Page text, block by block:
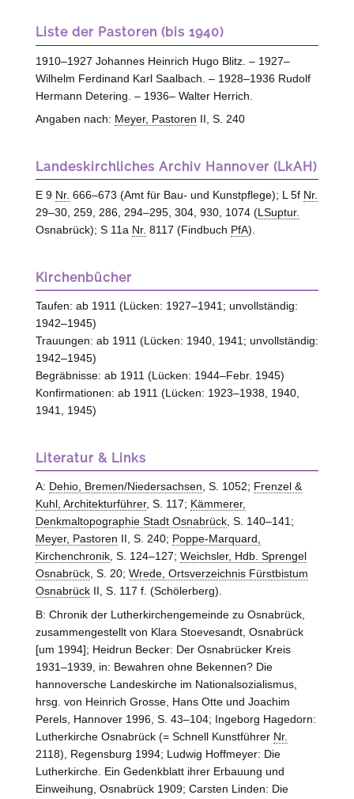
Liste der Pastoren (bis 1940)
1910–1927 Johannes Heinrich Hugo Blitz. – 1927–
Wilhelm Ferdinand Karl Saalbach. – 1928–1936 Rudolf
Hermann Detering. – 1936– Walter Herrich.
Angaben nach: Meyer, Pastoren II, S. 240
Landeskirchliches Archiv Hannover (LkAH)
E 9 Nr. 666–673 (Amt für Bau- und Kunstpflege); L 5f Nr.
29–30, 259, 286, 294–295, 304, 930, 1074 (LSuptur.
Osnabrück); S 11a Nr. 8117 (Findbuch PfA).
Kirchenbücher
Taufen: ab 1911 (Lücken: 1927–1941; unvollständig:
1942–1945)
Trauungen: ab 1911 (Lücken: 1940, 1941; unvollständig:
1942–1945)
Begräbnisse: ab 1911 (Lücken: 1944–Febr. 1945)
Konfirmationen: ab 1911 (Lücken: 1923–1938, 1940,
1941, 1945)
Literatur & Links
A: Dehio, Bremen/Niedersachsen, S. 1052; Frenzel &
Kuhl, Architekturführer, S. 117; Kämmerer,
Denkmaltopographie Stadt Osnabrück, S. 140–141;
Meyer, Pastoren II, S. 240; Poppe-Marquard,
Kirchenchronik, S. 124–127; Weichsler, Hdb. Sprengel
Osnabrück, S. 20; Wrede, Ortsverzeichnis Fürstbistum
OsnabrückII, S. 117 f. (Schölerberg).
B: Chronik der Lutherkirchengemeinde zu Osnabrück,
zusammengestellt von Klara Stoevesandt, Osnabrück
[um 1994]; Heidrun Becker: Der Osnabrücker Kreis
1931–1939, in: Bewahren ohne Bekennen? Die
hannoversche Landeskirche im Nationalsozialismus,
hrsg. von Heinrich Grosse, Hans Otte und Joachim
Perels, Hannover 1996, S. 43–104; Ingeborg Hagedorn:
Lutherkirche Osnabrück (= Schnell Kunstführer Nr.
2118), Regensburg 1994; Ludwig Hoffmeyer: Die
Lutherkirche. Ein Gedenkblatt ihrer Erbauung und
Einweihung, Osnabrück 1909; Carsten Linden: Die